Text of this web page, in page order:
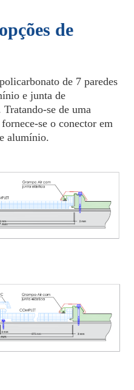
de
de 7 paredes
e junta de
Tratando-se de uma
se o conector em
alumínio.